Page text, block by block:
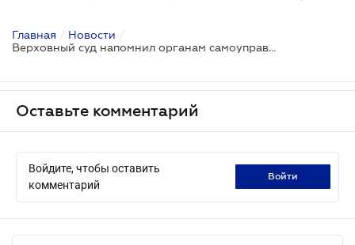
Главная / Новости /
Верховный суд напомнил органам самоуправления о важности соблюдения сроков принятия решений по договорам аренды земли
Оставьте комментарий
Войдите, чтобы оставить
комментарий
войти